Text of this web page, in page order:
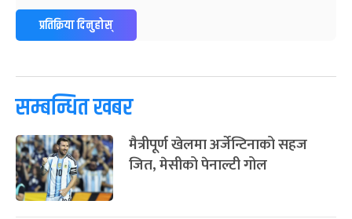
ग्याल्पो ल्होसार
फाल्गुन २५, २०८३
७ पूर्णिमा व्रत ७ महिना बाँकी
८
सोम चैत्र ८, २०८३-Mar 22, 2027
प्रतिक्रिया दिनुहोस्
सम्बन्धित खबर
मैत्रीपूर्ण खेलमा अर्जेन्टिनाको सहज
जित, मेसीको पेनाल्टी गोल